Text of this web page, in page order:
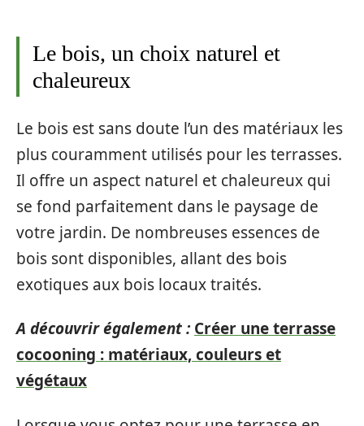
Le bois, un choix naturel et
chaleureux
Le bois est sans doute l’un des matériaux les
plus couramment utilisés pour les terrasses.
Il offre un aspect naturel et chaleureux qui
se fond parfaitement dans le paysage de
votre jardin. De nombreuses essences de
bois sont disponibles, allant des bois
exotiques aux bois locaux traités.
A découvrir également : Créer une terrasse
cocooning : matériaux, couleurs et
végétaux